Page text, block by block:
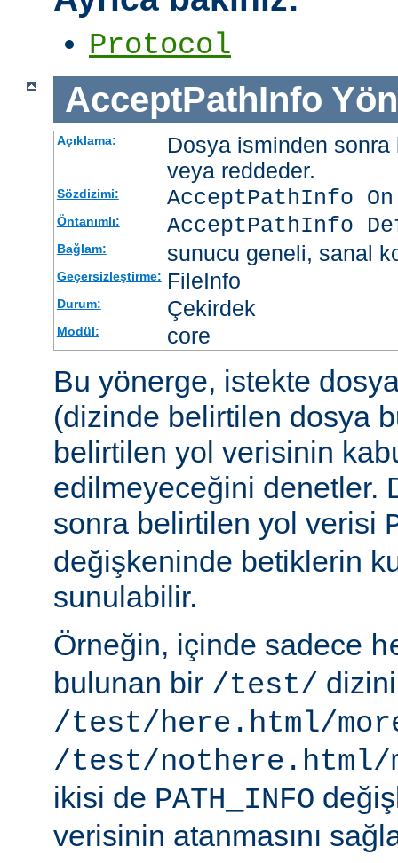
Protocol
AcceptPathInfo
Açıklama:
Dosya isminden
veya reddeder.
Sözdizimi: AcceptPathInfo
Öntanımlı: AcceptPathInfo
Bağlam: sunucu geneli, sanal
Geçersizleştirme: FileInfo
Durum: Çekirdek
Modül: core
Bu yönerge, istekte
(dizinde belirtilen dosya
belirtilen yol verisinin
edilmeyeceğini denetler.
sonra belirtilen yol verisi
değişkeninde betiklerin
sunulabilir.
Örneğin, içinde sadece
bulunan bir /test/
/test/here.html/
/test/nothere.html/
ikisi de PATH_INFO
verisinin atanmasını